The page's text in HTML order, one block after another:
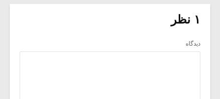
۱ نظر
دیدگاه